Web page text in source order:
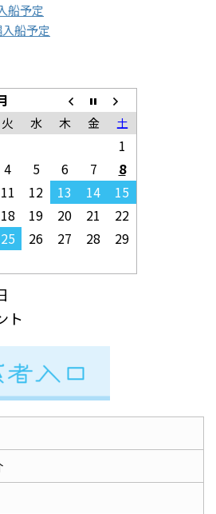
船予定
船予定
火 水 木 金 土
1
4 5 6 7
8
11 12 13 14
15
18 19 20 21
22
25 26 27 28
29
ト